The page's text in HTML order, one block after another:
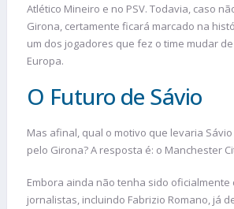
Atlético Mineiro e no PSV. Todavia, caso
Girona, certamente ficará marcado na
um dos jogadores que fez o time mudar
Europa.
O Futuro de Sávio
Mas afinal, qual o motivo que levaria
pelo Girona? A resposta é: o Manchester
Embora ainda não tenha sido
jornalistas, incluindo Fabrizio Romano, já